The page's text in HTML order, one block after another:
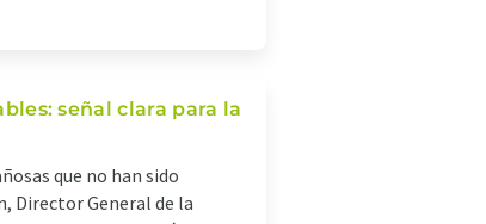
señal clara para la
que no han sido
Director General de la